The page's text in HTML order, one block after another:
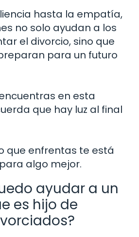
hasta la empatía,
no solo ayudan a los
el divorcio, sino que
para un futuro
en esta
que hay luz al final
que enfrentas te está
algo mejor.
ayudar a un
es hijo de